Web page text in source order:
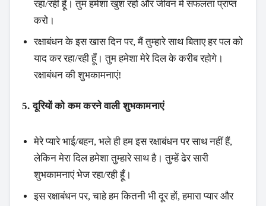
रहा/रही हूँ। तुम हमेशा खुश रहो और जीवन में सफलता प्राप्त
करो।
रक्षाबंधन के इस खास दिन पर, मैं तुम्हारे साथ बिताए हर पल को
याद कर रहा/रही हूँ। तुम हमेशा मेरे दिल के करीब रहोगे।
रक्षाबंधन की शुभकामनाएं!
5. दूरियों को कम करने वाली शुभकामनाएं
मेरे प्यारे भाई/बहन, भले ही हम इस रक्षाबंधन पर साथ नहीं हैं,
लेकिन मेरा दिल हमेशा तुम्हारे साथ है। तुम्हें ढेर सारी
शुभकामनाएं भेज रहा/रही हूँ।
इस रक्षाबंधन पर, चाहे हम कितनी भी दूर हों, हमारा प्यार और